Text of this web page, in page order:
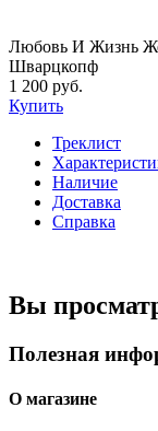
Любовь И Жизнь
Шварцкопф
1 200 руб.
Купить
Треклист
Наличие
Доставка
Справка
Вы
Полезная
О магазине